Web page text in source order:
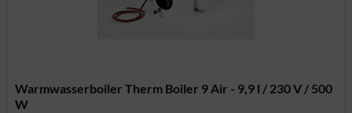
Warmwasserboiler Therm Boiler 9 Air - 9,9 l / 230 V / 500
W